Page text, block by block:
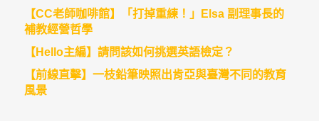
【CC老師咖啡館】「打掉重練！」Elsa 副理事長的
補教經營哲學
【Hello主編】請問該如何挑選英語檢定？
【前線直擊】一枝鉛筆映照出肯亞與臺灣不同的教育
風景